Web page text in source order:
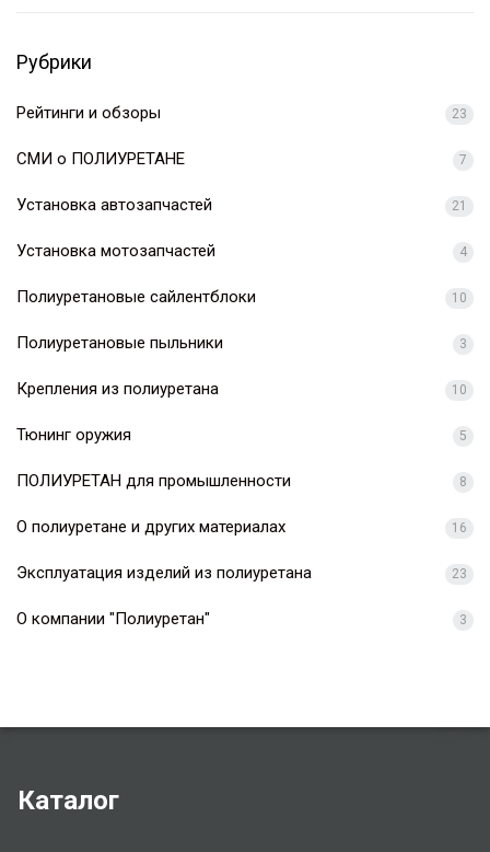
Рубрики
Рейтинги и обзоры 23
СМИ о ПОЛИУРЕТАНЕ 7
Установка автозапчастей 21
Установка мотозапчастей 4
Полиуретановые сайлентблоки 10
Полиуретановые пыльники 3
Крепления из полиуретана 10
Тюнинг оружия 5
ПОЛИУРЕТАН для промышленности 8
О полиуретане и других материалах 16
Эксплуатация изделий из полиуретана 23
О компании "Полиуретан" 3
Каталог